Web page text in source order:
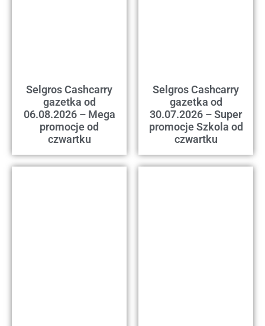
Selgros Cashcarry
gazetka od
06.08.2026 – Mega
promocje od
czwartku
Selgros Cashcarry
gazetka od
30.07.2026 – Super
promocje Szkola od
czwartku